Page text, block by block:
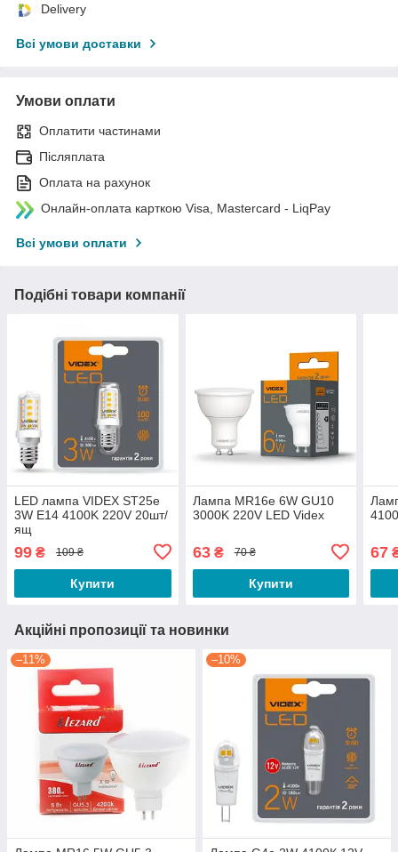
Delivery
Всі умови доставки
Умови оплати
Оплатити частинами
Післяплата
Оплата на рахунок
Онлайн-оплата карткою Visa, Mastercard - LiqPay
Всі умови оплати
Подібні товари компанії
LED лампа VIDEX ST25e
3W E14 4100K 220V 20шт/
ящ
99 ₴ 109 ₴
Купити
Лампа MR16e 6W GU10
3000K 220V LED Videx
63₴ 70 ₴
Купити
67
Акційні пропозиції та новинки
–11% –10%